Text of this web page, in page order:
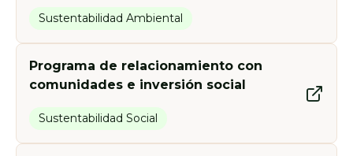
Sustentabilidad Ambiental
Programa de relacionamiento con
comunidades e inversión social
Sustentabilidad Social